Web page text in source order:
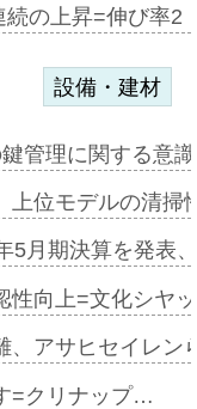
続の上昇=伸び率
設備・建材
管理に関する意
上位モデルの清
5月期決算を発表
性向上=文化シヤ
、アサヒセイレ
=クリナップ…